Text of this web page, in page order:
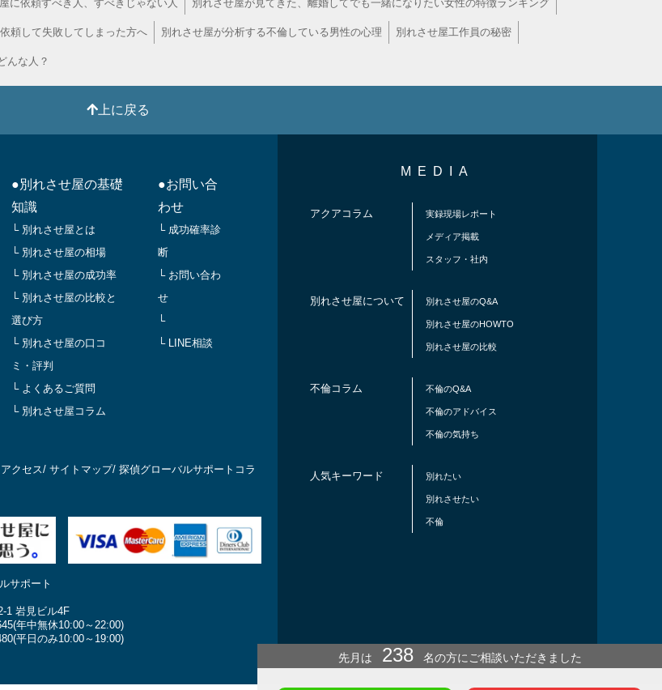
に依頼すべき人、すべきじゃない人 別れさせ屋が見てきた、離婚してでも一緒になりたい女性の特徴ランキング
頼して失敗してしまった方へ 別れさせ屋が分析する不倫している男性の心理 別れさせ屋工作員の秘密
んな人？
上に戻る
●別れさせ屋の基礎
知識
└ 別れさせ屋とは
└ 別れさせ屋の相場
└ 別れさせ屋の成功率
└ 別れさせ屋の比較と
選び方
└ 別れさせ屋の口コ
ミ・評判
└ よくあるご質問
└ 別れさせ屋コラム
●お問い合
わせ
└ 成功確率診
断
└ お問い合わ
せ
└
└ LINE相談
クセス/ サイトマップ/ 探偵グローバルサポートコラ
サポート
1 岩見ビル4F
年中無休10:00～22:00)
平日のみ10:00～19:00)
MEDIA
アクアコラム 実録現場レポート
メディア掲載
スタッフ・社内
別れさせ屋について 別れさせ屋のQ&A
別れさせ屋のHOWTO
別れさせ屋の比較
不倫コラム 不倫のQ&A
不倫のアドバイス
不倫の気持ち
人気キーワード 別れたい
別れさせたい
不倫
先月は 238
名の方にご相談いただきました